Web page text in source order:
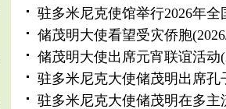
驻多米尼克使馆举行2026年
储茂明大使看望受灾侨胞
储茂明大使出席元宵联谊活动
驻多米尼克大使储茂明出席孔
驻多米尼克大使储茂明在多